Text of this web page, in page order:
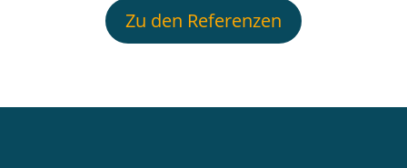
Zu den Referenzen